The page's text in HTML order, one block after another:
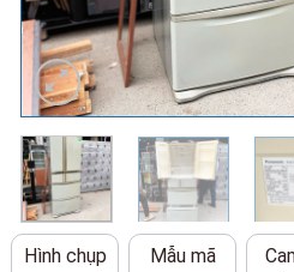
Hình chụp
Mẫu mã